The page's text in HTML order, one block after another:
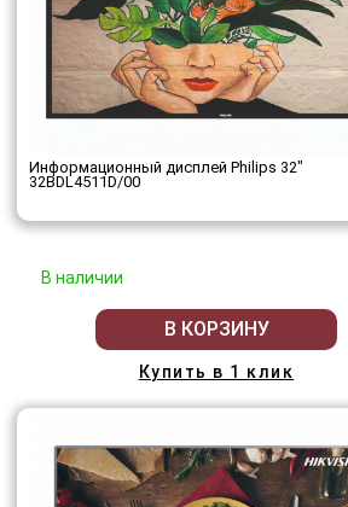
Информационный дисплей Philips 32"
32BDL4511D/00
В наличии
В КОРЗИНУ
Купить в 1 клик